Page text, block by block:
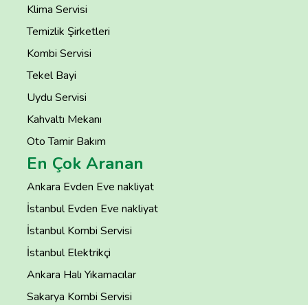
Klima Servisi
Temizlik Şirketleri
Kombi Servisi
Tekel Bayi
Uydu Servisi
Kahvaltı Mekanı
Oto Tamir Bakım
En Çok Aranan
Ankara Evden Eve nakliyat
İstanbul Evden Eve nakliyat
İstanbul Kombi Servisi
İstanbul Elektrikçi
Ankara Halı Yıkamacılar
Sakarya Kombi Servisi